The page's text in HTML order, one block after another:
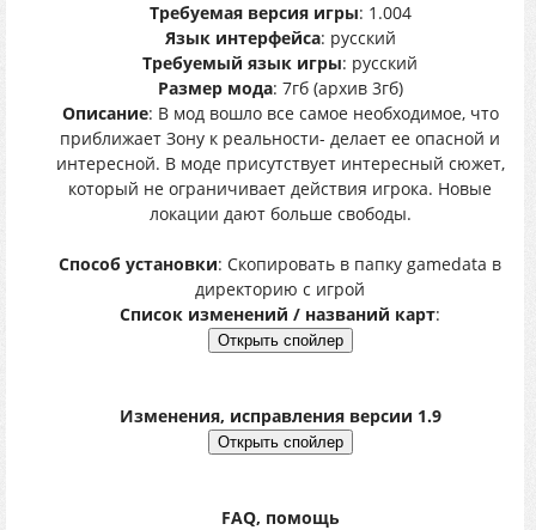
Требуемая версия игры: 1.004
Язык интерфейса: русский
Требуемый язык игры: русский
Размер мода: 7гб (архив 3гб)
Описание: В мод вошло все самое необходимое, что
приближает Зону к реальности- делает ее опасной и
интересной. В моде присутствует интересный сюжет,
который не ограничивает действия игрока. Новые
локации дают больше свободы.
Способ установки: Скопировать в папку gamedata в
директорию с игрой
Список изменений / названий карт:
Изменения, исправления версии 1.9
FAQ, помощь